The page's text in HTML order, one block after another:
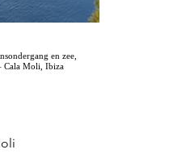
en zee,
Cala Moli, Ibiza